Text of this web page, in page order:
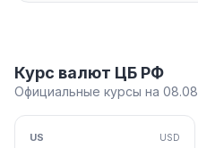
Курс валют ЦБ РФ
Официальные курсы на
US USD